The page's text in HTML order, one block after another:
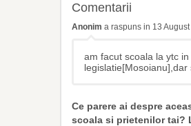
Comentarii
Anonim a raspuns in 13
am facut scoala la ytc
legislatie[Mosoianu],dar
Ce parere ai despre
scoala si prietenilor tai?